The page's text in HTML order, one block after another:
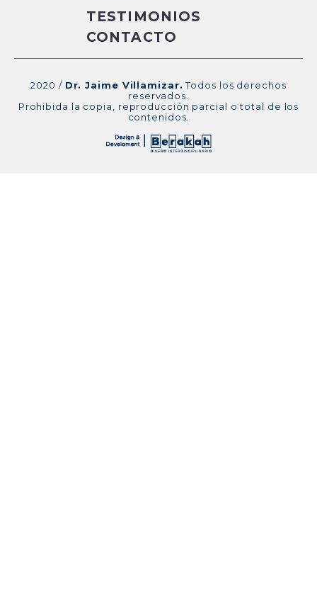
TESTIMONIOS
CONTACTO
2020 / Dr. Jaime Villamizar. Todos los derechos
reservados.
Prohibida la copia, reproducción parcial o total de los
contenidos.